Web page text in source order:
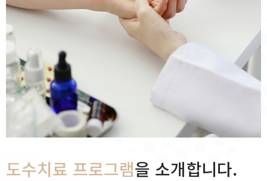
도수치료 프로그램을 소개합니다.